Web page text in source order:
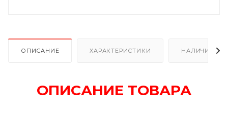
ОПИСАНИЕ ХАРАКТЕРИСТИКИ НАЛИЧИЕ В
ОПИСАНИЕ ТОВАРА